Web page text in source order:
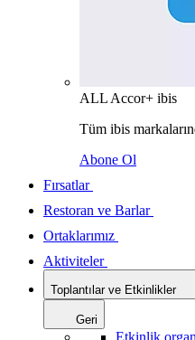
ALL Accor+ ibis
Tüm ibis
Abone Ol
Fırsatlar
Restoran ve Barlar
Ortaklarımız
Aktiviteler
Toplantılar ve Etkinlikler
Geri
Etkinlik